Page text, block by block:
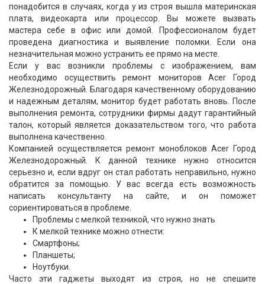
понадобится в случаях, когда у из строя вышла материнская
плата, видеокарта или процессор. Вы можете вызвать
мастера себе в офис или домой. Профессионалом будет
проведена диагностика и выявление поломки. Если она
незначительная можно устранить ее прямо на месте.
Если у вас возникли проблемы с изображением, вам
необходимо осуществить ремонт мониторов Acer Город
Железнодорожный. Благодаря качественному оборудованию
и надежным деталям, монитор будет работать вновь. После
выполнения ремонта, сотрудники фирмы дадут гарантийный
талон, который является доказательством того, что работа
выполнена качественно.
Компанией осуществляется ремонт моноблоков Acer Город
Железнодорожный. К данной технике нужно относится
серьезно и, если вдруг он стал работать неправильно, нужно
обратится за помощью. У вас всегда есть возможность
написать консультанту на сайте, и он поможет
сориентироваться в проблеме.
Проблемы с мелкой техникой, что нужно знать
К мелкой технике можно отнести:
Смартфоны;
Планшеты;
Ноутбуки.
Часто эти гаджеты выходят из строя, но не спешите